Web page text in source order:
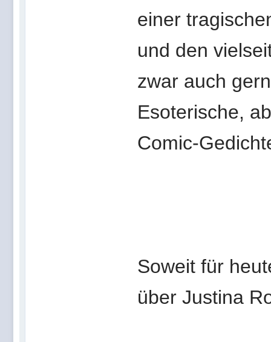
einer
und den
zwar auch
Esoterische,
Comic-
Soweit für
über Justina